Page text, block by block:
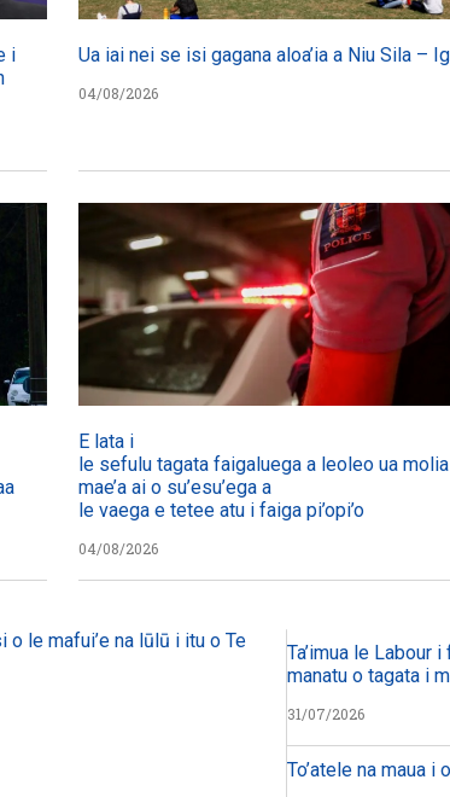
i
Ua iai nei se isi gagana aloa’ia a Niu Sila –
04/08/2026
E lata i
le sefulu tagata faigaluega a leoleo ua
mae’a ai o su’esu’ega a
le vaega e tetee atu i faiga pi’opi’o
04/08/2026
o le mafui’e na lūlū i itu o Te
Ta’imua le Labour
manatu o tagata i
31/07/2026
To’atele na maua